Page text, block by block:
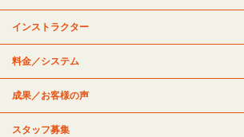
インストラクター
料金／システム
成果／お客様の声
スタッフ募集